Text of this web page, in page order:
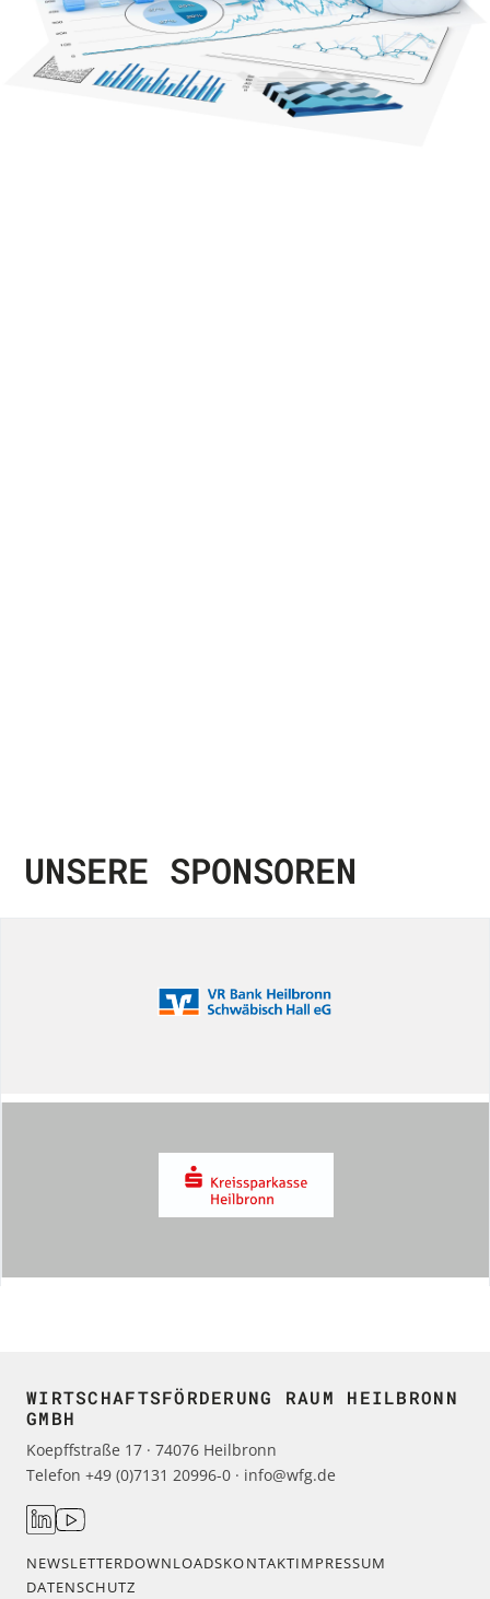
UNSERE SPONSOREN
VR
Schwäbisch
eG
Kreissparkasse
überspringen
WIRTSCHAFTSFÖRDERUNG RAUM HEILBRONN
GMBH
Koepffstraße 17 · 74076 Heilbronn
Telefon +49 (0)7131 20996-0 · info@wfg.de
NEWSLETTERDOWNLOADSKONTAKTIMPRESSUM
DATENSCHUTZ